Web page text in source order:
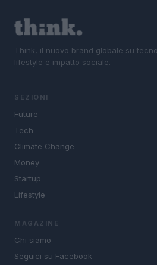
Think, il nuovo brand globale su
lifestyle e impatto sociale.
SEZIONI
Future
Tech
Climate Change
Money
Startup
Lifestyle
MAGAZINE
Chi siamo
Seguici su Facebook